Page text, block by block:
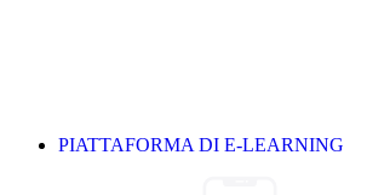
PIATTAFORMA DI E-LEARNING